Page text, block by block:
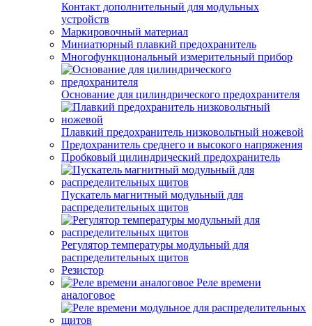
Контакт дополнительный для модульных
устройств
Маркировочный материал
Миниатюрный плавкий предохранитель
Многофункциональный измерительный прибор
Основание для цилиндрического предохранителя
Плавкий предохранитель низковольтный ножевой
Предохранитель среднего и высокого напряжения
Пробковый цилиндрический предохранитель
Пускатель магнитный модульный для
распределительных щитов
Регулятор температуры модульный для
распределительных щитов
Резистор
Реле времени
аналоговое